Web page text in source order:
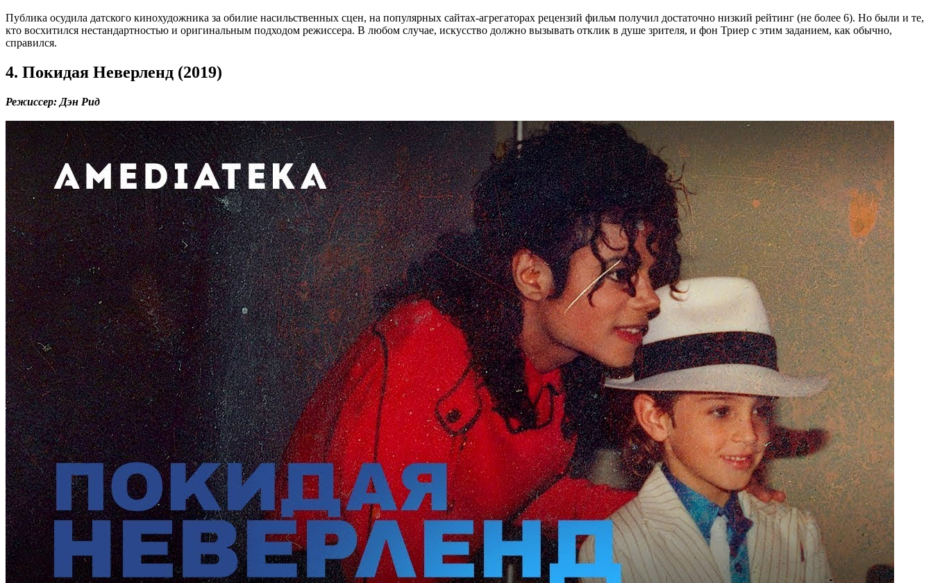
Публика осудила датского кинохудожника за обилие насильственных сцен, на популярных сайтах-агрегаторах рецензий фильм получил достаточно низкий рейтинг (не более 6). Но были и те,
кто восхитился нестандартностью и оригинальным подходом режиссера. В любом случае, искусство должно вызывать отклик в душе зрителя, и фон Триер с этим заданием, как обычно,
справился.
4. Покидая Неверленд (2019)
Режиссер: Дэн Рид